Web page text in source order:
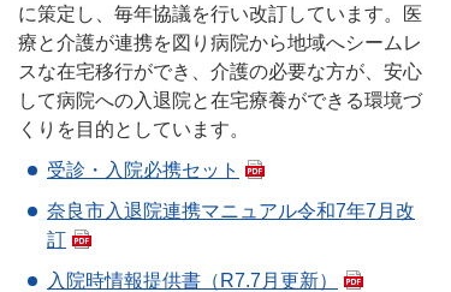
に策定し、毎年協議を行い改訂しています。医
療と介護が連携を図り病院から地域へシームレ
スな在宅移行ができ、介護の必要な方が、安心
して病院への入退院と在宅療養ができる環境づ
くりを目的としています。
受診・入院必携セット
奈良市入退院連携マニュアル令和7年7月改
訂
入院時情報提供書（R7.7月更新）